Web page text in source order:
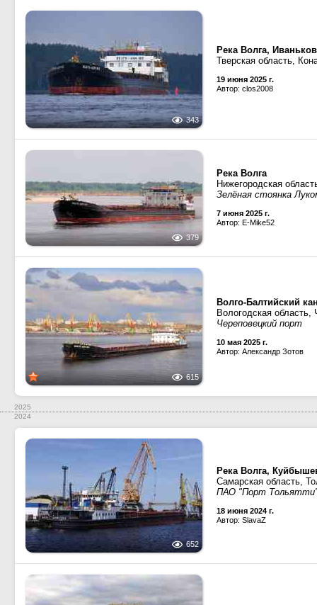
343
Река Волга,
Тверская область,
19 июня 2025 г.
Автор: clos2008
379
Река Волга
Нижегородская
Зелёная стоянка
7 июня 2025 г.
Автор: E-Mike52
615
Волго-Балтийский
Вологодская область,
Череповецкий порт
10 мая 2025 г.
Автор: Александр Зотов
2025
2024
652
Река Волга,
Самарская область,
ПАО "Порт
18 июня 2024 г.
Автор: SlavaZ